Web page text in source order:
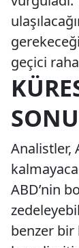
geçici
Analistler,
ABD’nin
benzer bir